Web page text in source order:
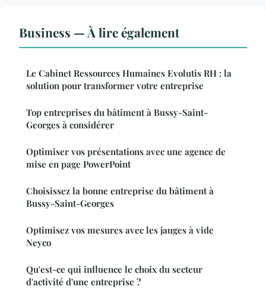
Business — À lire également
Le Cabinet Ressources Humaines Evolutis RH : la
solution pour transformer votre entreprise
Top entreprises du bâtiment à Bussy-Saint-
Georges à considérer
Optimiser vos présentations avec une agence de
mise en page PowerPoint
Choisissez la bonne entreprise du bâtiment à
Bussy-Saint-Georges
Optimisez vos mesures avec les jauges à vide
Neyco
Qu'est-ce qui influence le choix du secteur
d'activité d'une entreprise ?